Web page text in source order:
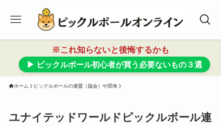
※これ知らないと後悔するかも
▶ ピックルボール初心者が買う必要ないもの３選
ホーム ピックルボールの連盟（協会）や団体
ユナイテッドワールドピックルボール連